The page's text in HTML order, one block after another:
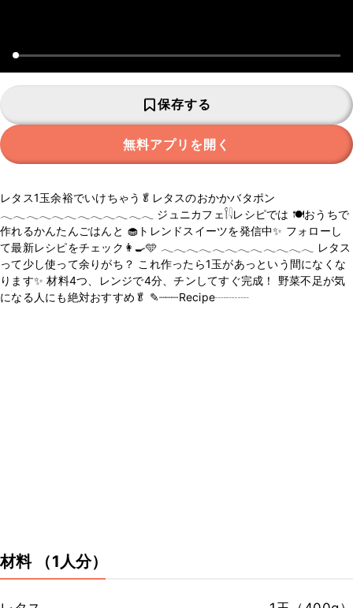
保存する
無料アプリを開く
レタス1玉余裕でいけちゃう🥬レタスのおかかバタポン
𓂃𓂃𓂃𓂃𓂃𓂃𓂃𓂃𓂃𓂃𓂃𓂃 ジュニカフェ𓌉𓇋レシピでは 🍽️おうちで
作れるかんたんごはんと 🧁トレンドスイーツを発信中✨ フォローし
て最新レシピをチェック👩‍🍳🩵 𓂃𓂃𓂃𓂃𓂃𓂃𓂃𓂃𓂃𓂃𓂃𓂃 レタス
って少し使って余りがち？ これ作ったら1玉があっという間になくな
ります✨ 材料4つ、レンジで4分、チンしてすぐ完成！ 野菜不足が気
になる人にも絶対おすすめ🥬 ✎┈┈┈Recipe┈┈┈
材料 （1人分）